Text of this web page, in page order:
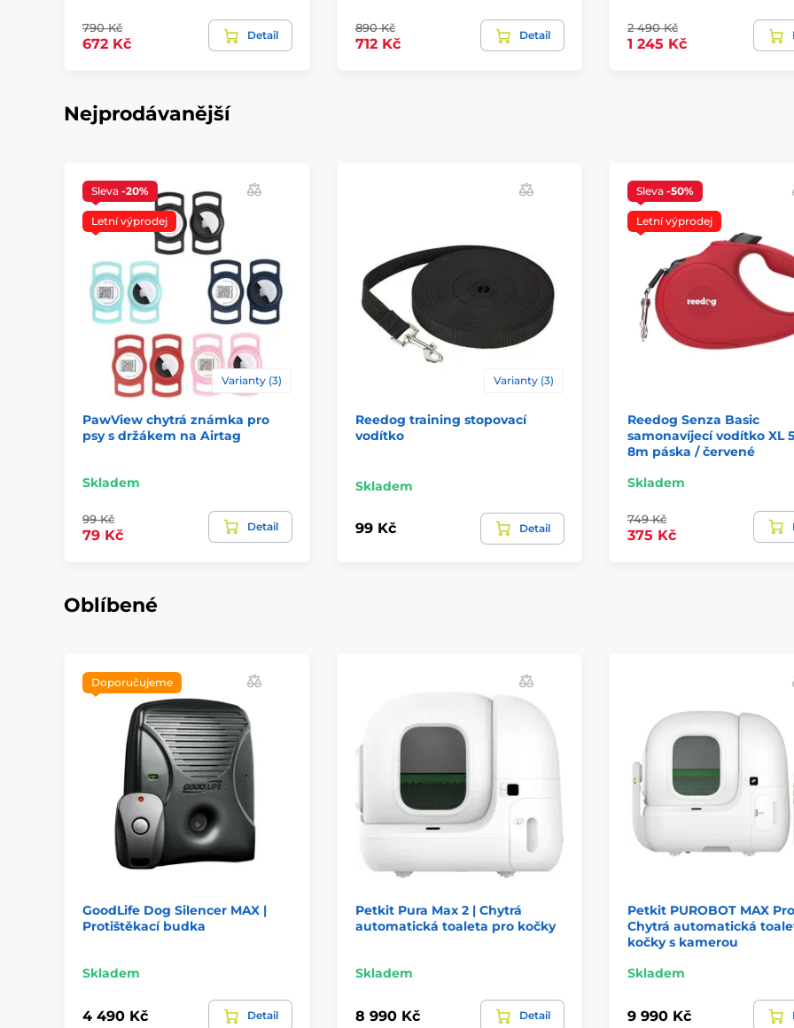
790 Kč
672 Kč
Detail
890 Kč
712 Kč
Detail
2 490 Kč
1 245 Kč
Nejprodávanější
Sleva -20%
Letní výprodej
Varianty (3)
PawView chytrá známka pro
psy s držákem na Airtag
Skladem
99 Kč
79 Kč
Detail
Varianty (3)
Reedog training stopovací
vodítko
Skladem
99 Kč Detail
Sleva -50%
Letní výprodej
Reedog Senza Basic
samonavíjecí vodítko XL
8m páska / červené
Skladem
749 Kč
375 Kč
Oblíbené
Doporučujeme
GoodLife Dog Silencer MAX |
Protištěkací budka
Skladem
4 490 Kč Detail
Petkit Pura Max 2 | Chytrá
automatická toaleta pro kočky
Skladem
8 990 Kč Detail
Petkit PUROBOT MAX
Chytrá automatická
kočky s kamerou
Skladem
9 990 Kč